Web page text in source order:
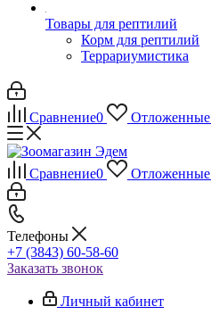
Товары для рептилий
Корм для рептилий
Террариумистика
Сравнение0 Отложенные
Сравнение0 Отложенные
Телефоны
+7 (3843) 60-58-60
Заказать звонок
Личный кабинет